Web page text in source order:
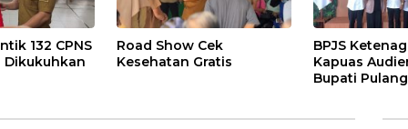
132 CPNS
Dikukuhkan
Road Show Cek
Kesehatan Gratis
BPJS
Kapuas
Bupati